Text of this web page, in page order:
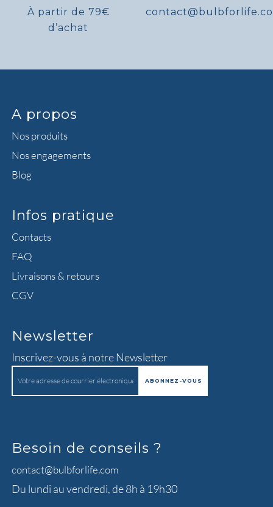
À partir de 79€
d’achat
A propos
Nos produits
Nos engagements
Blog
Infos pratique
Contacts
FAQ
Livraisons & retours
CGV
Newsletter
Inscrivez-vous à notre Newsletter
Besoin de conseils ?
contact@bulbforlife.com
Du lundi au vendredi, de 8h à 19h30